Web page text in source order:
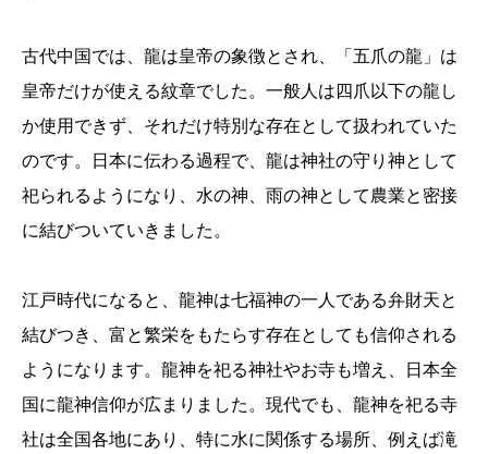
古代中国では、龍は皇帝の象徴とされ、「五爪の龍」は
皇帝だけが使える紋章でした。一般人は四爪以下の龍し
か使用できず、それだけ特別な存在として扱われていた
のです。日本に伝わる過程で、龍は神社の守り神として
祀られるようになり、水の神、雨の神として農業と密接
に結びついていきました。
江戸時代になると、龍神は七福神の一人である弁財天と
結びつき、富と繁栄をもたらす存在としても信仰される
ようになります。龍神を祀る神社やお寺も増え、日本全
国に龍神信仰が広まりました。現代でも、龍神を祀る寺
社は全国各地にあり、特に水に関係する場所、例えば滝